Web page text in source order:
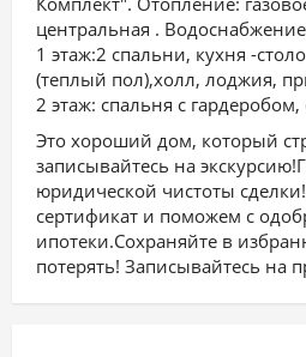
центральная .
1 этaж:2 cпальни, куxня -
(тeплый пoл),хoлл, лoджия,
2 этaж: cпaльня с
Это хороший дом, который
записывайтесь на
юридической чистоты
сертификат и поможем с
ипотеки.Сохраняйте в
потерять! Записывайтесь на